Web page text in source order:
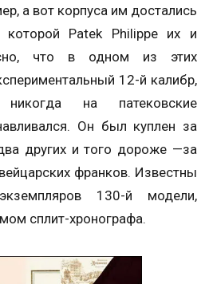
а вот корпуса им достались
Patek Philippe их и
что в одном из этих
12-й калибр,
на патековские
Он был куплен за
других и того дороже —за
франков. Известны
130-й модели,
сплит-хронографа.